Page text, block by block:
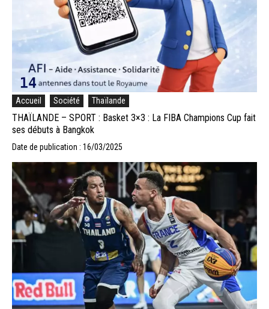
Accueil Société Thaïlande
THAÏLANDE – SPORT : Basket 3×3 : La FIBA Champions Cup fait
ses débuts à Bangkok
Date de publication : 16/03/2025